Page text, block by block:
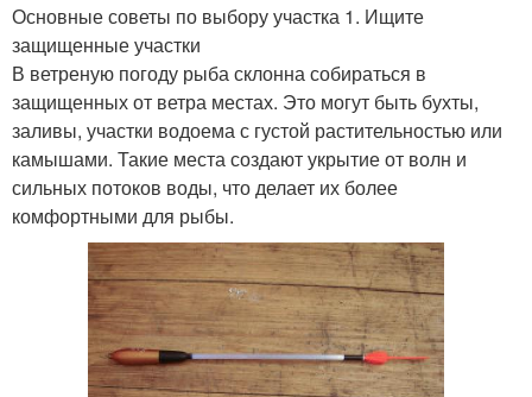
Основные советы по выбору участка 1. Ищите
защищенные участки
В ветреную погоду рыба склонна собираться в
защищенных от ветра местах. Это могут быть бухты,
заливы, участки водоема с густой растительностью или
камышами. Такие места создают укрытие от волн и
сильных потоков воды, что делает их более
комфортными для рыбы.